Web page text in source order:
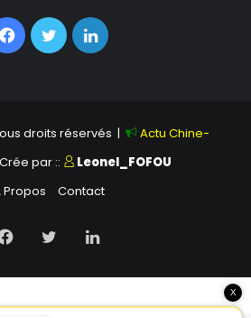
Facebook
TwitterLinkedin
droits réservés |
Actu Chine-
par ::
Leonel_FOFOU
Propos
Contact
Facebook
TwitterLinkedin
X